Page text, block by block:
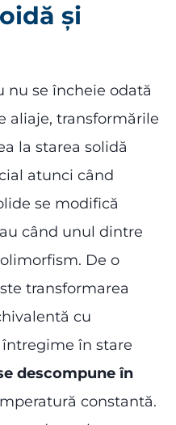
și
nu se încheie odată
aliaje, transformările
la starea solidă
atunci când
se modifică
când unul dintre
De o
transformarea
cu
în stare
descompune în
constantă.